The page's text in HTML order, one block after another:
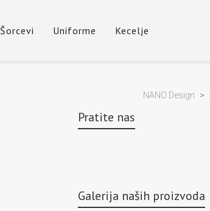
Šorcevi Uniforme Kecelje
NANO Design >
Pratite nas
Galerija naših proizvoda